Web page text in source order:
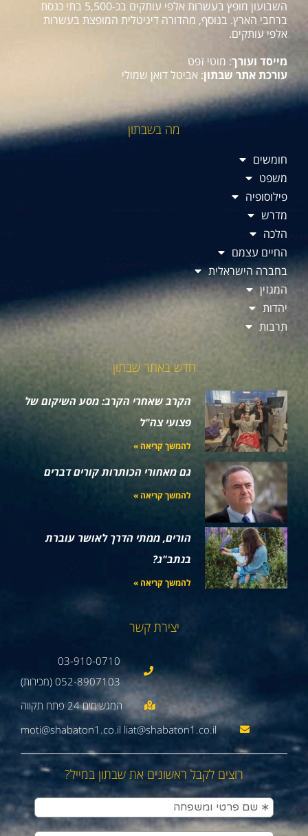
השבועון מופץ בעשרות אלפי עותקים בכ-5,500 בתי כנסת
ברחבי הארץ. בנוסף, מהדורה דיגיטלית המופצת בעשרות
אלפי עותקים.
מייסד ועורך: מוטי זפט
עורכת אתר שבתון: אביטל דואן שמולי
מה בשבתון
חומשים
משפט
פילוסופיה
מדרש
הלכה
החיים עצמם
בחברה הישראלית
המגזין
יהדות
תרבות
חדש באתר שבתון
הקרב שאחרי הקרב: מסע השיקום של
פצועי צה"ל
להמשך קריאה »
גם מאחורי הכותרות קורים דברים
להמשך קריאה »
הורים, ממתי הדרך לאושר עוברת
בנתב"ג?
להמשך קריאה »
יצירת קשר
03-910-0710
052-8907103 (מכירות)
moti@shabaton1.co.il liat@shabaton1.co.il
רוצים לקבל ראשונים את שבתון במייל?